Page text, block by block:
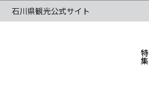
特
集